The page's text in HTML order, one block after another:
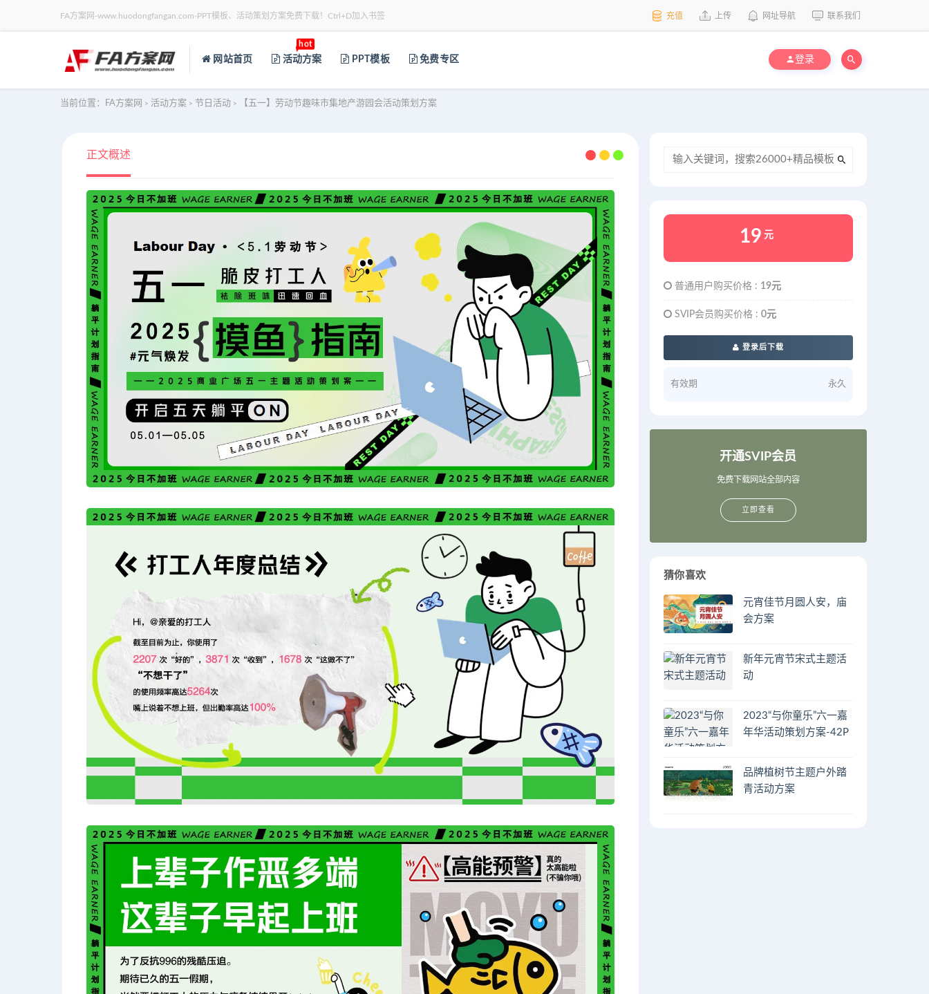
FA方案网-www.huodongfangan.com-PPT模板、活动策划方案免费下载！Ctrl+D加入书签 充值 上传 网址导航 联系我们
网站首页 活动方案
hot
PPT模板 免费专区 登录
当前位置： FA方案网 > 活动方案 > 节日活动 > 【五一】劳动节趣味市集地产游园会活动策划方案
正文概述
19 元
普通用户购买价格 : 19元
SVIP会员购买价格 : 0元
登录后下载
有效期 永久
开通SVIP会员
免费下载网站全部内容
立即查看
猜你喜欢
元宵佳节月圆人安，庙
会方案
新年元宵节宋式主题活
动
2023“与你童乐”六一嘉
年华活动策划方案-42P
品牌植树节主题户外踏
青活动方案